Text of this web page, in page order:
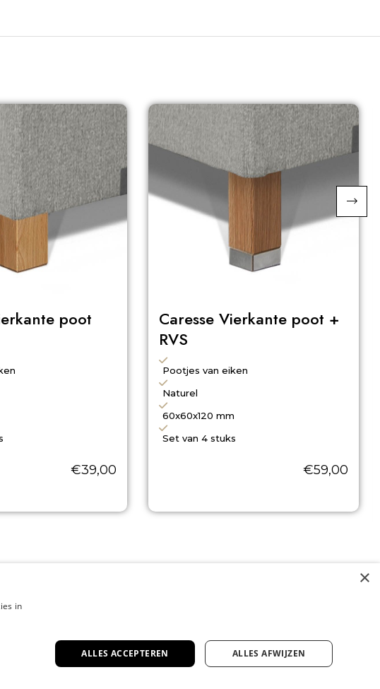
poot
€39,00
Caresse Vierkante poot +
RVS
Pootjes van eiken
Naturel
60x60x120 mm
Set van 4 stuks
€59,00
in maatwerk boxsprings en matrassen
×
in
ALLES ACCEPTEREN ALLES AFWIJZEN